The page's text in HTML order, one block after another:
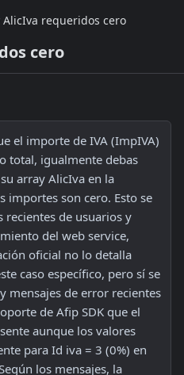
AlicIva requeridos cero
cero
el importe de IVA (ImpIVA)
total, igualmente debas
array AlicIva en la
importes son cero. Esto se
recientes de usuarios y
del web service,
oficial no lo detalla
caso específico, pero sí se
mensajes de error recientes
de Afip SDK que el
aunque los valores
para Id iva = 3 (0%) en
los mensajes, la